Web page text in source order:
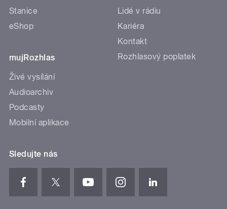
Stanice
eShop
mujRozhlas
Živé vysílání
Audioarchiv
Podcasty
Mobilní aplikace
Lidé v rádiu
Kariéra
Kontakt
Rozhlasový poplatek
Sledujte nás